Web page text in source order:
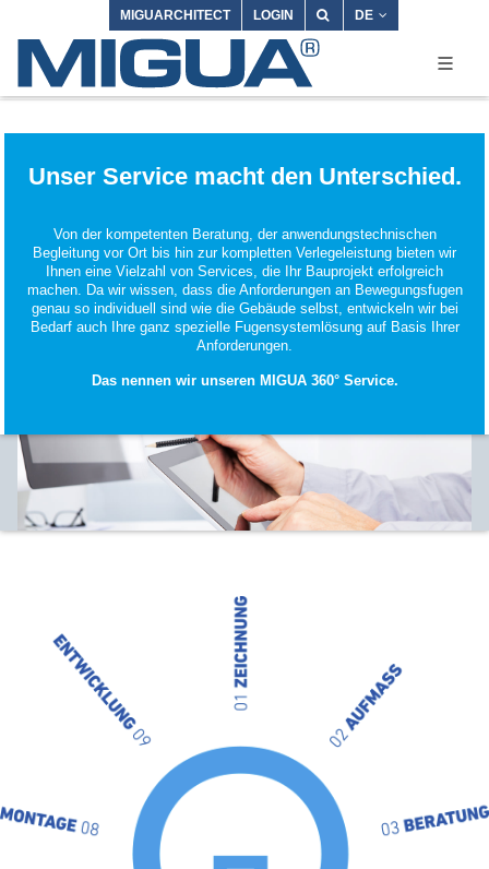
MIGUARCHITECT LOGIN DE
Unser Service macht den Unterschied.
Von der kompetenten Beratung, der anwendungstechnischen
Begleitung vor Ort bis hin zur kompletten Verlegeleistung bieten wir
Ihnen eine Vielzahl von Services, die Ihr Bauprojekt erfolgreich
machen. Da wir wissen, dass die Anforderungen an Bewegungsfugen
genau so individuell sind wie die Gebäude selbst, entwickeln wir bei
Bedarf auch Ihre ganz spezielle Fugensystemlösung auf Basis Ihrer
Anforderungen.
Das nennen wir unseren MIGUA 360° Service.